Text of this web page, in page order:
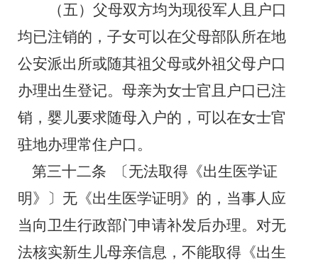
（五）父母双方均为现役军人且户口
均已注销的，子女可以在父母部队所在地
公安派出所或随其祖父母或外祖父母户口
办理出生登记。母亲为女士官且户口已注
销，婴儿要求随母入户的，可以在女士官
驻地办理常住户口。
第三十二条
〔无法取得《出生医学证
明》〕 无《出生医学证明》的，当事人应
当向卫生行政部门申请补发后办理。对无
法核实新生儿母亲信息，不能取得《出生